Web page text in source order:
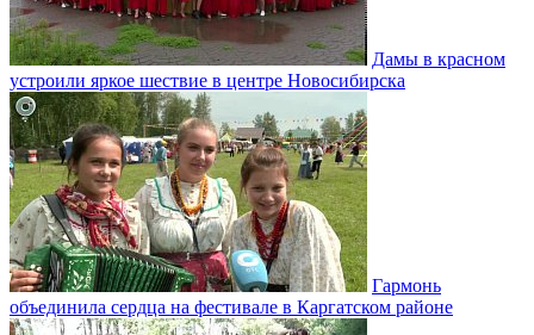
Дамы в красном
устроили яркое шествие в центре Новосибирска
Гармонь
объединила сердца на фестивале в Каргатском районе